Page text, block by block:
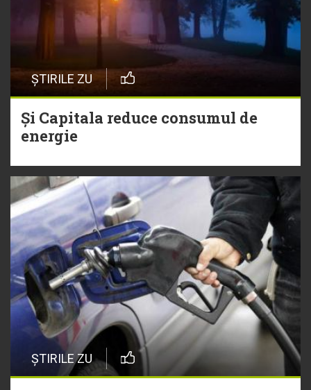
ȘTIRILE ZU
Și Capitala reduce consumul de
energie
ȘTIRILE ZU